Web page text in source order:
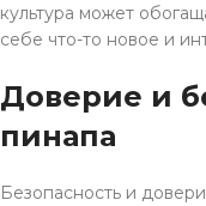
культура может
себе что-то новое и
Доверие и
пинапа
Безопасность и